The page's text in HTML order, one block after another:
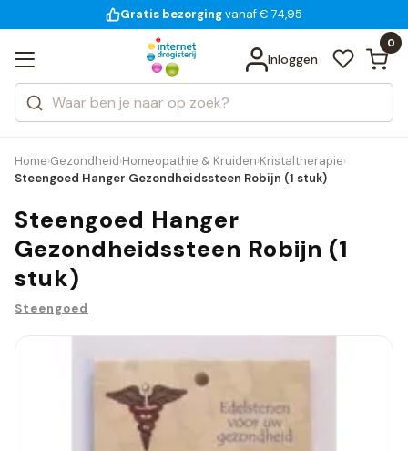
voor 18:00 uur besteld
Gratis bezorgingvanaf € 74,95
14 dagen bedenktijd
Inloggen
0
Zoeken
Categorieën
Merken
Bekijk alle resultaten
Home›Gezondheid›Homeopathie & Kruiden›Kristaltherapie›
Steengoed Hanger Gezondheidssteen Robijn (1 stuk)
Steengoed Hanger
Gezondheidssteen Robijn (1
stuk)
Steengoed